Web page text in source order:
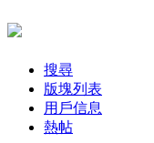
搜尋
版塊列表
用戶信息
熱帖